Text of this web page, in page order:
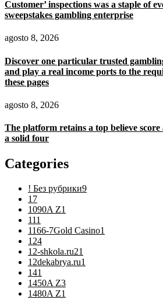
Customer’ inspections was a staple of
sweepstakes gambling enterprise
agosto 8, 2026
Discover one particular trusted
and play a real income ports to the
these pages
agosto 8, 2026
The platform retains a top believe
a solid four
Categories
! Без рубрики9
1 7
1090A Z1
111
1166-7Gold Casino1
124
12-shkola.ru21
12dekabrya.ru1
141
1450A Z3
1480A Z1